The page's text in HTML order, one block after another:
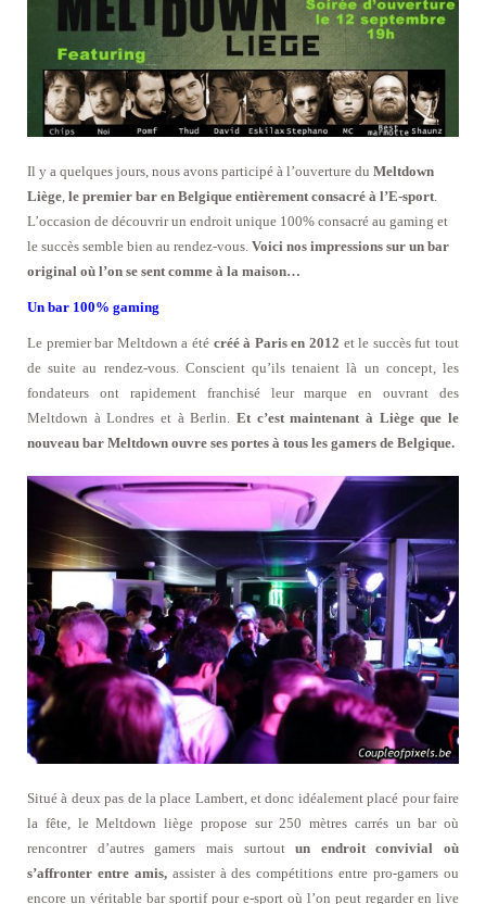
Il y a quelques jours, nous avons participé à l’ouverture du Meltdown
Liège le premier bar en Belgique entièrement consacré à l’E-sport
L’occasion de découvrir un endroit unique 100% consacré au gaming et
le succès semble bien au rendez-vous. Voici nos impressions sur un bar
original où l’on se sent comme à la maison…
Un bar 100% gaming
Le premier bar Meltdown a été créé à Paris en 2012 et le succès fut tout
de suite au rendez-vous. Conscient qu’ils tenaient là un concept, les
fondateurs ont rapidement franchisé leur marque en ouvrant des
Meltdown à Londres et à Berlin.
Et c’est maintenant à Liège que le
nouveau bar Meltdown ouvre ses portes à tous les gamers de Belgique.
Situé à deux pas de la place Lambert, et donc idéalement placé pour faire
la fête, le Meltdown liège propose sur 250 mètres carrés un bar où
rencontrer d’autres gamers mais surtoutun endroit convivial où
s’affronter entre amis,assister à des compétitions entre pro-gamers ou
encore un véritable bar sportif pour e-sport où l’on peut regarder en live